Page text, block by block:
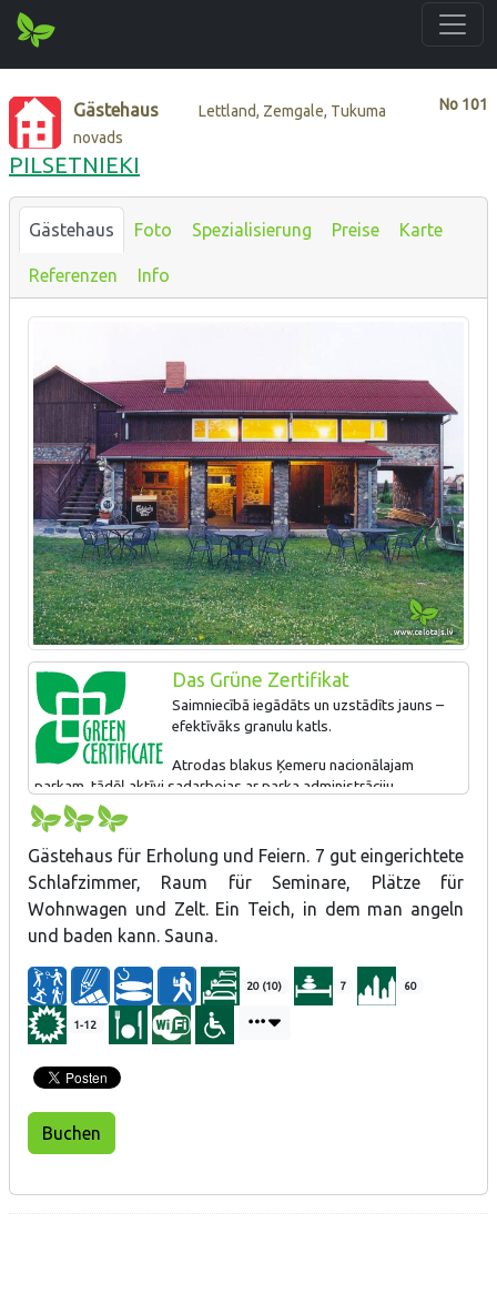
No 101
Gästehaus
Lettland, Zemgale, Tukuma
novads
PILSETNIEKI
Gästehaus Foto Spezialisierung Preise Karte
Referenzen Info
Das Grüne Zertifikat
Saimniecībā iegādāts un uzstādīts jauns –
efektīvāks granulu katls.
Atrodas blakus Ķemeru nacionālajam
parkam, tādēļ aktīvi sadarbojas ar parka administrāciju,
iekļaujoties kopējā ĶNP piedāvājumā (piemēram, piedalās
dažādos tā organizētajos pasākumos "Ceļotāju dienas" u.c.).
Sadarbojas ar vietējiem mājražotājiem un bioloģiskajām
saimniecībām.
Gästehaus für Erholung und Feiern. 7 gut eingerichtete
Schlafzimmer, Raum für Seminare, Plätze für
Wohnwagen und Zelt. Ein Teich, in dem man angeln
und baden kann. Sauna.
20 (10) 7 60
1-12
Buchen